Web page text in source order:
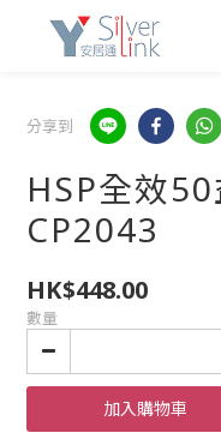
分享到
HSP全效
CP2043
HK$448.00
數量
加入購物車